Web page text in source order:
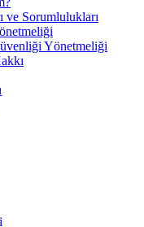
ve Sorumlulukları
Yönetmeliği